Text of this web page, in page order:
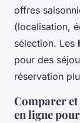
offres
(localisation,
sélection. Les
pour des
réservation
Comparer
en ligne